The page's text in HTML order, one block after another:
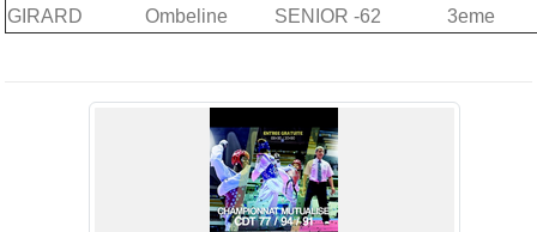
GIRARD
Ombeline SENIOR -62 3eme